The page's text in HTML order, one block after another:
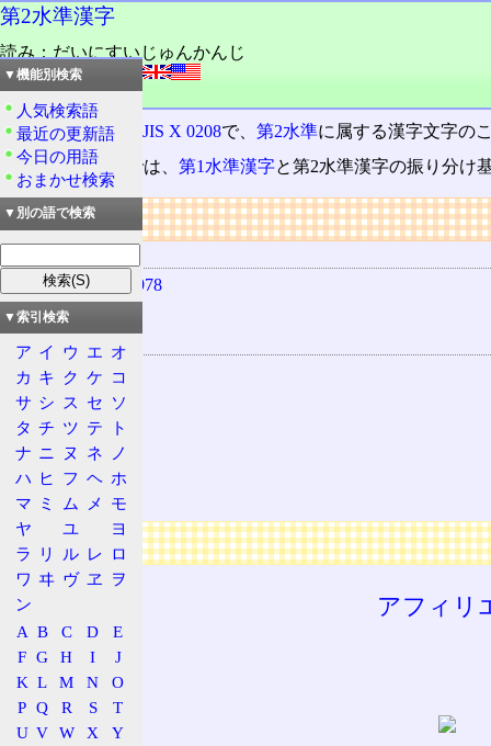
第2水準漢字
読み：だいにすいじゅんかんじ
外語：level 2 kanji
品詞：名詞
旧JIS C 6226、現JIS X 0208で、第2水準に属する漢字文字の
JIS X 0208以降では、第1水準漢字と第2水準漢字の振り分け
リンク
JIS C 6226-1978
JIS X 0208
第1水準漢字
第3水準漢字
第4水準漢字
JIS X 0212
JISコード
広告
アフィリ
▼機能別検索
人気検索語
最近の更新語
今日の用語
おまかせ検索
▼別の語で検索
▼索引検索
ア イ ウ エ オ
カ キ ク ケ コ
サ シ ス セ ソ
タ チ ツ テ
ト
ナ ニ ヌ ネ
ノ
ハ ヒ フ ヘ ホ
マ ミ ム メ
モ
ヤ
ユ
ヨ
ラ
リ ル レ ロ
ワ ヰ ヴ ヱ
ヲ
ン
A B C D
E
F G H I
J
K L M N
O
P Q R S
T
U V W X
Y